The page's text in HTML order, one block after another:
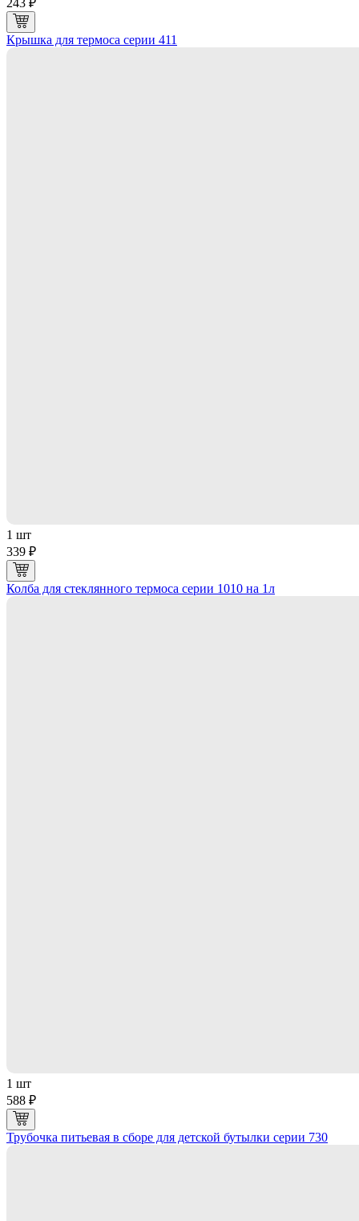
Крышка для термоса серии 411
1 шт
339 ₽
Колба для стеклянного термоса серии 1010 на 1л
1 шт
588 ₽
Трубочка питьевая в сборе для детской бутылки серии 730